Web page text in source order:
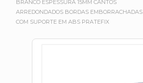
BRANCO ESPESSURA 15MM CANTOS
ARREDONDADOS BORDAS EMBORRACHADAS
COM SUPORTE EM ABS PRATEFIX